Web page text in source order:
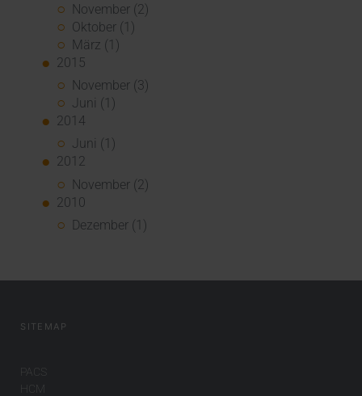
November (2)
Oktober (1)
März (1)
2015
November (3)
Juni (1)
2014
Juni (1)
2012
November (2)
2010
Dezember (1)
SITEMAP
PACS
HCM